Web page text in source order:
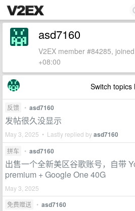
asd7160
V2EX member #84285,
+08:00
Switch topics
反馈 • asd7160
发帖很久没显示
May 3, 2025 • Lastly replied byasd7160
拼车 • asd7160
出售一个全新美区谷歌账号，自带
premium + Google One 40G
May 3, 2025
免费赠送
• asd7160